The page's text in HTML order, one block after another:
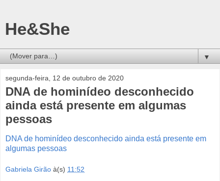
He&She
▼
segunda-feira, 12 de outubro de 2020
DNA de hominídeo desconhecido
ainda está presente em algumas
pessoas
DNA de hominídeo desconhecido ainda está presente em
algumas pessoas
Gabriela Girão à(s) 11:52